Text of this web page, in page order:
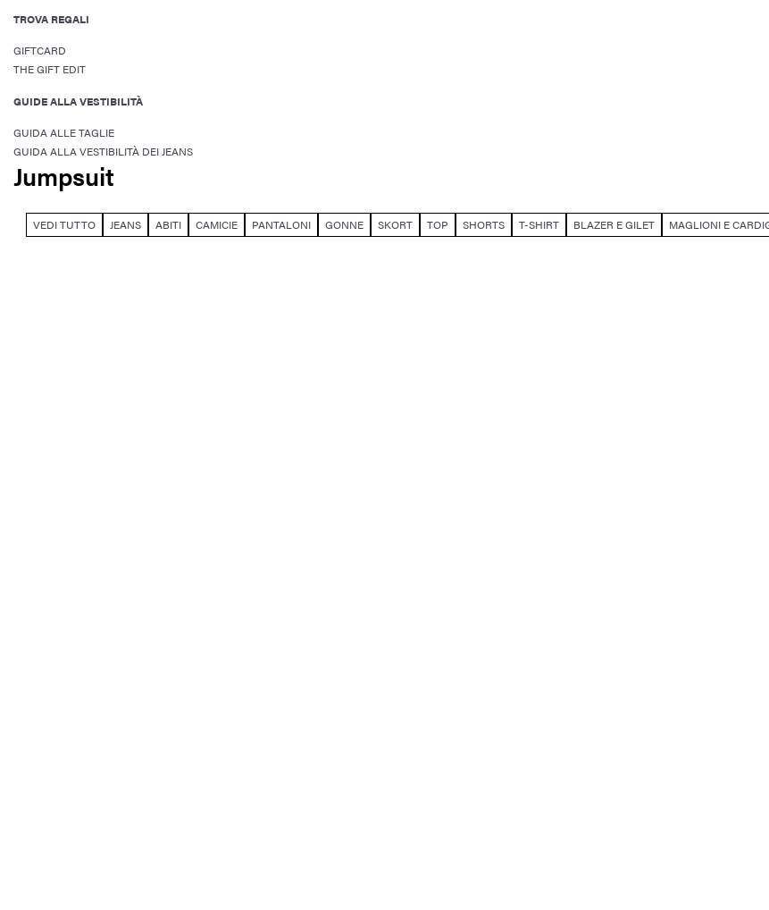
TROVA REGALI
GIFTCARD
THE GIFT EDIT
GUIDE ALLA VESTIBILITÀ
GUIDA ALLE TAGLIE
GUIDA ALLA VESTIBILITÀ DEI JEANS
Jumpsuit
VEDI TUTTO JEANS ABITI CAMICIE PANTALONI GONNE SKORT TOP SHORTS T-SHIRT BLAZER E GILET MAGLIONI E